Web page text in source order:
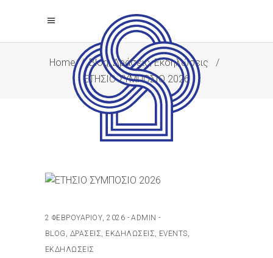
Home/Blog, Δράσεις, Εκδηλώσεις
/
ΕΤΗΣΙΟ ΣΥΜΠΟΣΙΟ 2026
2 ΦΕΒΡΟΥΑΡΊΟΥ, 2026
ADMIN
BLOG, ΔΡΆΣΕΙΣ, ΕΚΔΗΛΏΣΕΙΣ
EVENTS
ΕΚΔΗΛΏΣΕΙΣ